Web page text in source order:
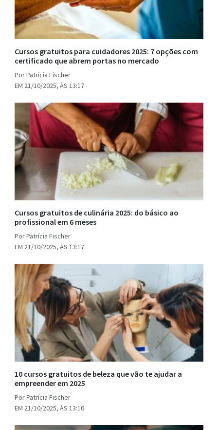
Cursos gratuitos para cuidadores 2025: 7 opções com
certificado que abrem portas no mercado
Por Patrícia Fischer
EM 21/10/2025, ÀS 13:17
Cursos gratuitos de culinária 2025: do básico ao
profissional em 6 meses
Por Patrícia Fischer
EM 21/10/2025, ÀS 13:17
10 cursos gratuitos de beleza que vão te ajudar a
empreender em 2025
Por Patrícia Fischer
EM 21/10/2025, ÀS 13:16